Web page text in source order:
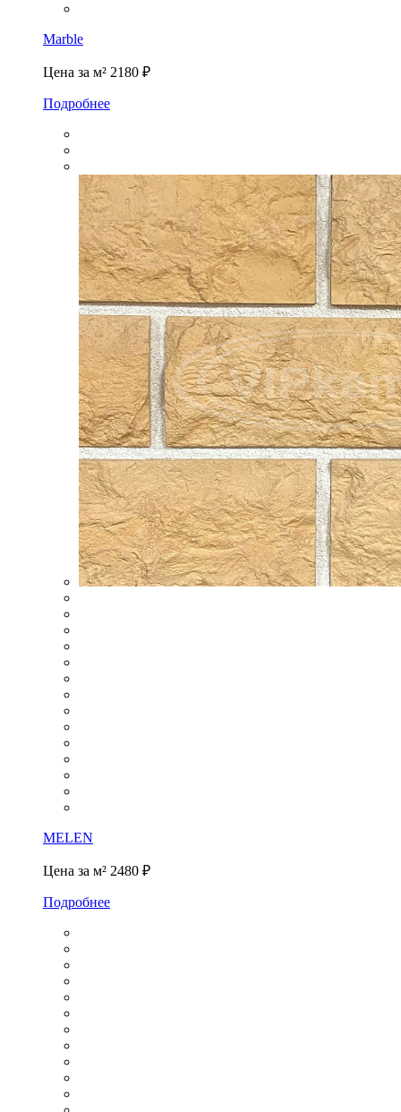
Marble
Цена за м² 2180 ₽
Подробнее
MELEN
Цена за м² 2480 ₽
Подробнее